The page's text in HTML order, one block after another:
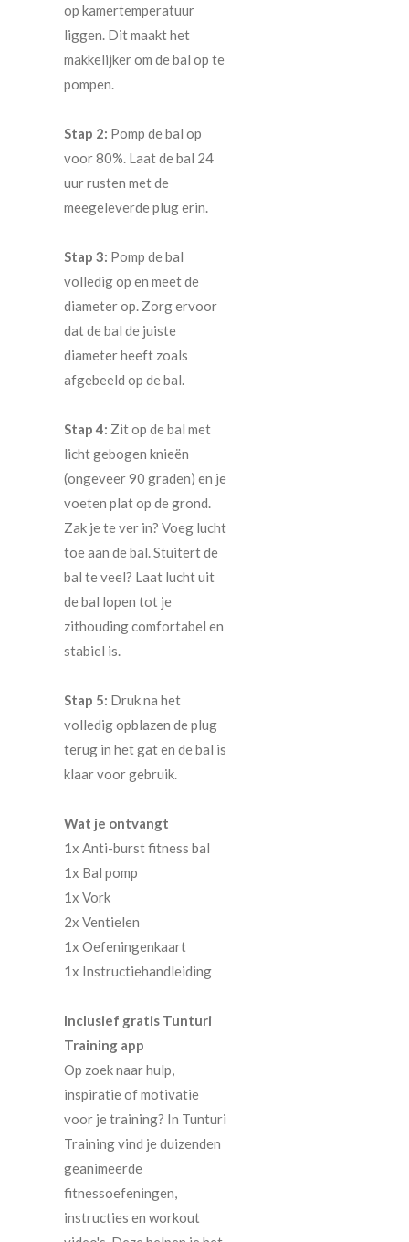
op kamertemperatuur
liggen. Dit maakt het
makkelijker om de bal op te
pompen.
Stap 2: Pomp de bal op
voor 80%. Laat de bal 24
uur rusten met de
meegeleverde plug erin.
Stap 3: Pomp de bal
volledig op en meet de
diameter op. Zorg ervoor
dat de bal de juiste
diameter heeft zoals
afgebeeld op de bal.
Stap 4: Zit op de bal met
licht gebogen knieën
(ongeveer 90 graden) en je
voeten plat op de grond.
Zak je te ver in? Voeg lucht
toe aan de bal. Stuitert de
bal te veel? Laat lucht uit
de bal lopen tot je
zithouding comfortabel en
stabiel is.
Stap 5: Druk na het
volledig opblazen de plug
terug in het gat en de bal is
klaar voor gebruik.
Wat je ontvangt
1x Anti-burst fitness bal
1x Bal pomp
1x Vork
2x Ventielen
1x Oefeningenkaart
1x Instructiehandleiding
Inclusief gratis Tunturi
Training app
Op zoek naar hulp,
inspiratie of motivatie
voor je training? In Tunturi
Training vind je duizenden
geanimeerde
fitnessoefeningen,
instructies en workout